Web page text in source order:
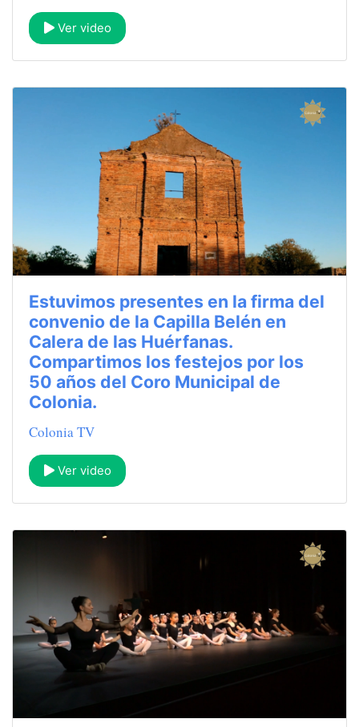
Ver video
Estuvimos presentes en la firma del
convenio de la Capilla Belén en
Calera de las Huérfanas.
Compartimos los festejos por los
50 años del Coro Municipal de
Colonia.
Colonia TV
Ver video